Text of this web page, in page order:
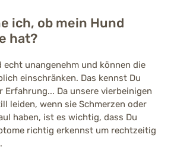
ich, ob mein Hund
hat?
echt unangenehm und können die
einschränken. Das kennst Du
Erfahrung... Da unsere vierbeinigen
leiden, wenn sie Schmerzen oder
haben, ist es wichtig, dass Du
richtig erkennst um rechtzeitig